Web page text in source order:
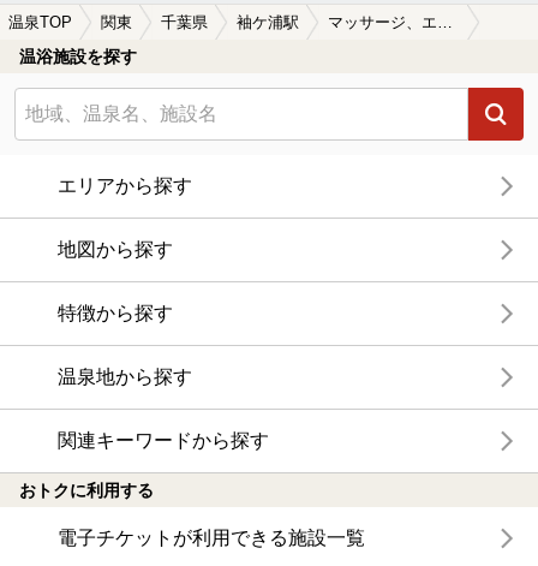
温泉TOP 関東 千葉県 袖ケ浦駅 マッサージ、エステがある袖ケ浦駅近くの温泉、日帰り温泉、スーパー銭湯おすすめ
温浴施設を探す
エリアから探す
地図から探す
特徴から探す
温泉地から探す
関連キーワードから探す
おトクに利用する
電子チケットが利用できる施設一覧